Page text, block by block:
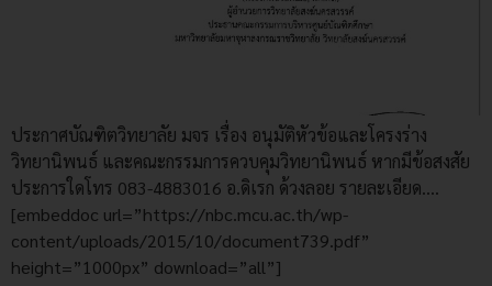
ประกาศบัณฑิตวิทยาลัย มจร เรื่อง อนุมัติหัวข้อและโครงร่าง
วิทยานิพนธ์ และคณะกรรมการควบคุมวิทยานิพนธ์ หากมีข้อสงสัย
ประการใดโทร 083-4883016 อ.ดิเรก ด้วงลอย รายละเอียด….
[embeddoc url=”https://nbc.mcu.ac.th/wp-
content/uploads/2015/10/document739.pdf”
height=”1000px” download=”all”]